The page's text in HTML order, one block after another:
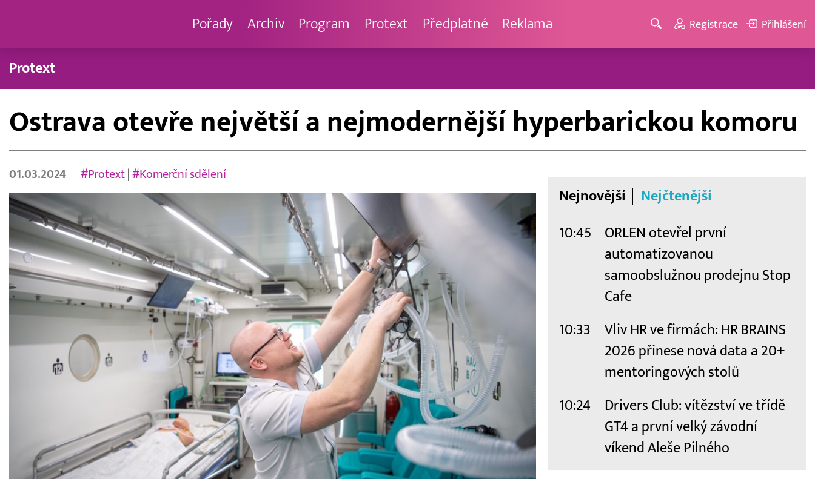
Pořady Archiv Program Protext Předplatné Reklama Registrace Přihlášení
Protext
Ostrava otevře největší a nejmodernější hyperbarickou komoru
01.03.2024 #Protext| #Komerční sdělení
Nejnovější Nejčtenější
10:45
ORLEN otevřel první
automatizovanou
samoobslužnou prodejnu Stop
Cafe
10:33
Vliv HR ve firmách: HR BRAINS
2026 přinese nová data a 20+
mentoringových stolů
10:24
Drivers Club: vítězství ve třídě
GT4 a první velký závodní
víkend Aleše Pilného